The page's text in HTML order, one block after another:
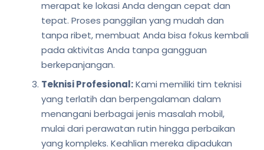
merapat ke lokasi Anda dengan cepat dan
tepat. Proses panggilan yang mudah dan
tanpa ribet, membuat Anda bisa fokus kembali
pada aktivitas Anda tanpa gangguan
berkepanjangan.
Teknisi Profesional:Kami memiliki tim teknisi
yang terlatih dan berpengalaman dalam
menangani berbagai jenis masalah mobil,
mulai dari perawatan rutin hingga perbaikan
yang kompleks. Keahlian mereka dipadukan